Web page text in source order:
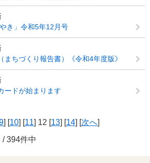
き」令和5年12月号
まちづくり報告書）《令和4年度版》
ードが始まります
] [10] [11] 12 [13] [14] [次へ]
394件中